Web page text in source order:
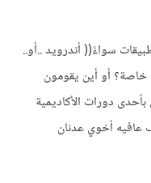
سواءً(( أندرويد ..أو..
خاصة؟ أو أين يقومون
دورات الأكاديمية
عافيه أخوي عدنان